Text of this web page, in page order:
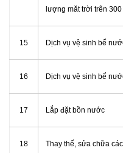
lượng măt trời trên 300
15 Dịch vụ vệ sinh bể
16 Dịch vụ vệ sinh bể
17 Lắp đặt bồn nước
18
Thay thế, sửa chữa